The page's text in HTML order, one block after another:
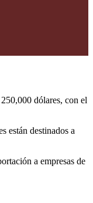
dólares, con el
están destinados a
a empresas de